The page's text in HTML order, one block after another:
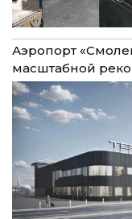
Аэропорт
масштабной